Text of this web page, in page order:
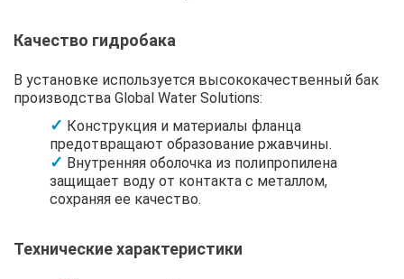
Качество гидробака
В установке используется высококачественный бак
производства Global Water Solutions:
Конструкция и материалы фланца
предотвращают образование ржавчины.
Внутренняя оболочка из полипропилена
защищает воду от контакта с металлом,
сохраняя ее качество.
Технические характеристики